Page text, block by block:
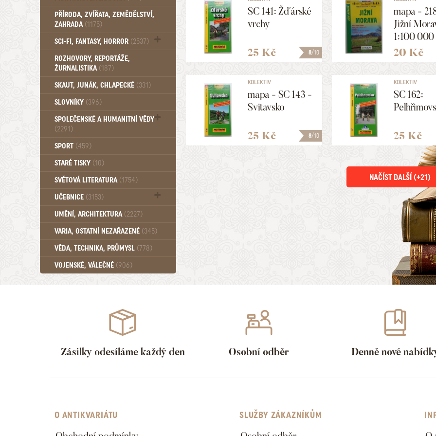
PŘÍRODA, ZVÍŘATA, ZEMĚDĚLSTVÍ,
ZAHRADA (1175)
SCI-FI, FANTASY, HORROR (2537)
UFO (14)
ROZHOVORY, REPORTÁŽE,
ŽURNALISTIKA (187)
SKAUT, JUNÁK, CHLAPECKÉ (331)
SLOVNÍKY (396)
SPOLEČENSKÉ A HUMANITNÍ VĚDY
(2291)
Pedagogika (191)
Psychologie a osobní rozvoj (760)
SPORT (459)
STARÉ TISKY (10)
SVĚTOVÁ LITERATURA (1754)
UČEBNICE (3153)
Učebnice - Jazykové (1297)
Učebnice - VŠ (259)
Učebnice - ZŠ (556)
Učebnice - Ostatní (499)
UMĚNÍ, ARCHITEKTURA (2227)
VARIA, OSTATNÍ NEZAŘAZENÉ (345)
VĚDA, TECHNIKA, PRŮMYSL (778)
VOJENSKÉ, VÁLEČNÉ (906)
8/10
SC 141: Žďárské
vrchy
25 Kč
mapa -
Jižní
1:100 000
20 Kč
8/10
KOLEKTIV
mapa - SC 143 -
Svitavsko
25 Kč
KOLEKTIV
SC 162:
25 Kč
NAČÍST DALŠÍ (+21)
Zásilky odesíláme každý den Osobní odběr Denně nové
O ANTIKVARIÁTU SLUŽBY ZÁKAZNÍKŮM